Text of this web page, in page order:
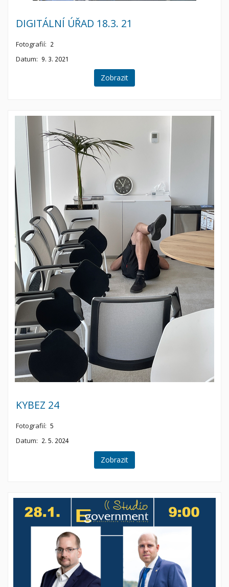
DIGITÁLNÍ ÚŘAD 18.3. 21
Fotografií: 2
Datum: 9. 3. 2021
Zobrazit
KYBEZ 24
Fotografií: 5
Datum: 2. 5. 2024
Zobrazit